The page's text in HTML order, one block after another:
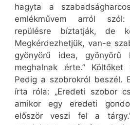
hagyta a
emlékművem arról
repülésre bíztatják, de
Megkérdezhetjük, van-e
gyönyörű idea, gyönyörű
meghalnak érte.” Költőket
Pedig a szobrokról beszél.
írta róla: „Eredeti szobor
amikor egy eredeti
először veszi fel a